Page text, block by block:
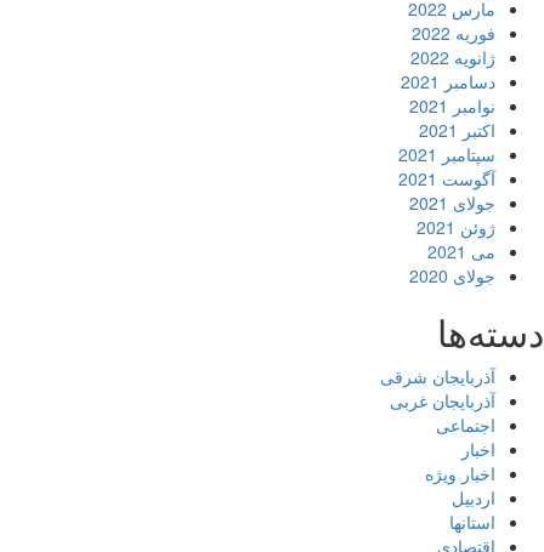
مارس 2022
فوریه 2022
ژانویه 2022
دسامبر 2021
نوامبر 2021
اکتبر 2021
سپتامبر 2021
آگوست 2021
جولای 2021
ژوئن 2021
می 2021
جولای 2020
دسته‌ها
آذربایجان شرقی
آذربایجان غربی
اجتماعی
اخبار
اخبار ویژه
اردبیل
استانها
اقتصادی